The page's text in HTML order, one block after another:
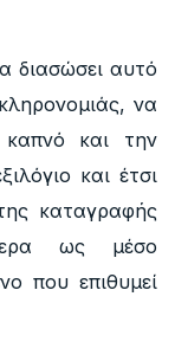
διασώσει αυτό
να
και την
και έτσι
καταγραφής
ως μέσο
που επιθυμεί